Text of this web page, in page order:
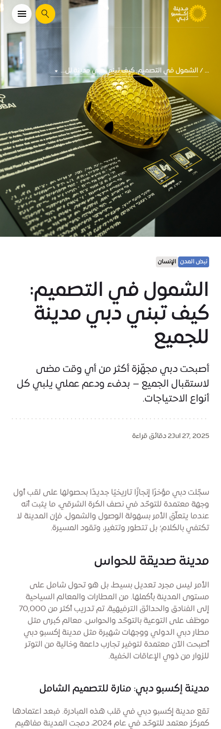
يبحث
... الشمول في التصميم: كيف تبني دبي مدينة لل...
نبض المدن الإنسان
الشمول في التصميم:
كيف تبني دبي مدينة
للجميع
أصبحت دبي مجهّزة أكثر من أي وقت مضى
لاستقبال الجميع – بدفء ودعم عملي يلبي كل
أنواع الاحتياجات.
Jul 27, 20252 دقائق قراءة
سجّلت دبي مؤخرًا إنجازًا تاريخيًا جديدًا بحصولها على لقب أول
وجهة معتمدة للتوحّد في نصف الكرة الشرقي، ما يثبت أنه
عندما يتعلّق الأمر بسهولة الوصول والشمول، فإن المدينة لا
تكتفي بالكلام؛ بل تتطور وتتغير، وتقود المسيرة.
مدينة صديقة للحواس
الأمر ليس مجرد تعديل بسيط، بل هو تحول شامل على
مستوى المدينة بأكملها. من المطارات والمعالم السياحية
إلى الفنادق والحدائق الترفيهية، تم تدريب أكثر من 70,000
موظف على التوعية بالتوحّد والحواس. معالم كبرى مثل
مطار دبي الدولي ووجهات شهيرة مثل مدينة إكسبو دبي
أصبحت الآن معتمدة لتوفير تجارب داعمة وخالية من التوتر
للزوار من ذوي الإعاقات الخفية.
مدينة إكسبو دبي: منارة للتصميم الشامل
تقع مدينة إكسبو دبي في قلب هذه المبادرة. فبعد اعتمادها
كمركز معتمد للتوحّد في عام 2024، دمجت المدينة مفاهيم